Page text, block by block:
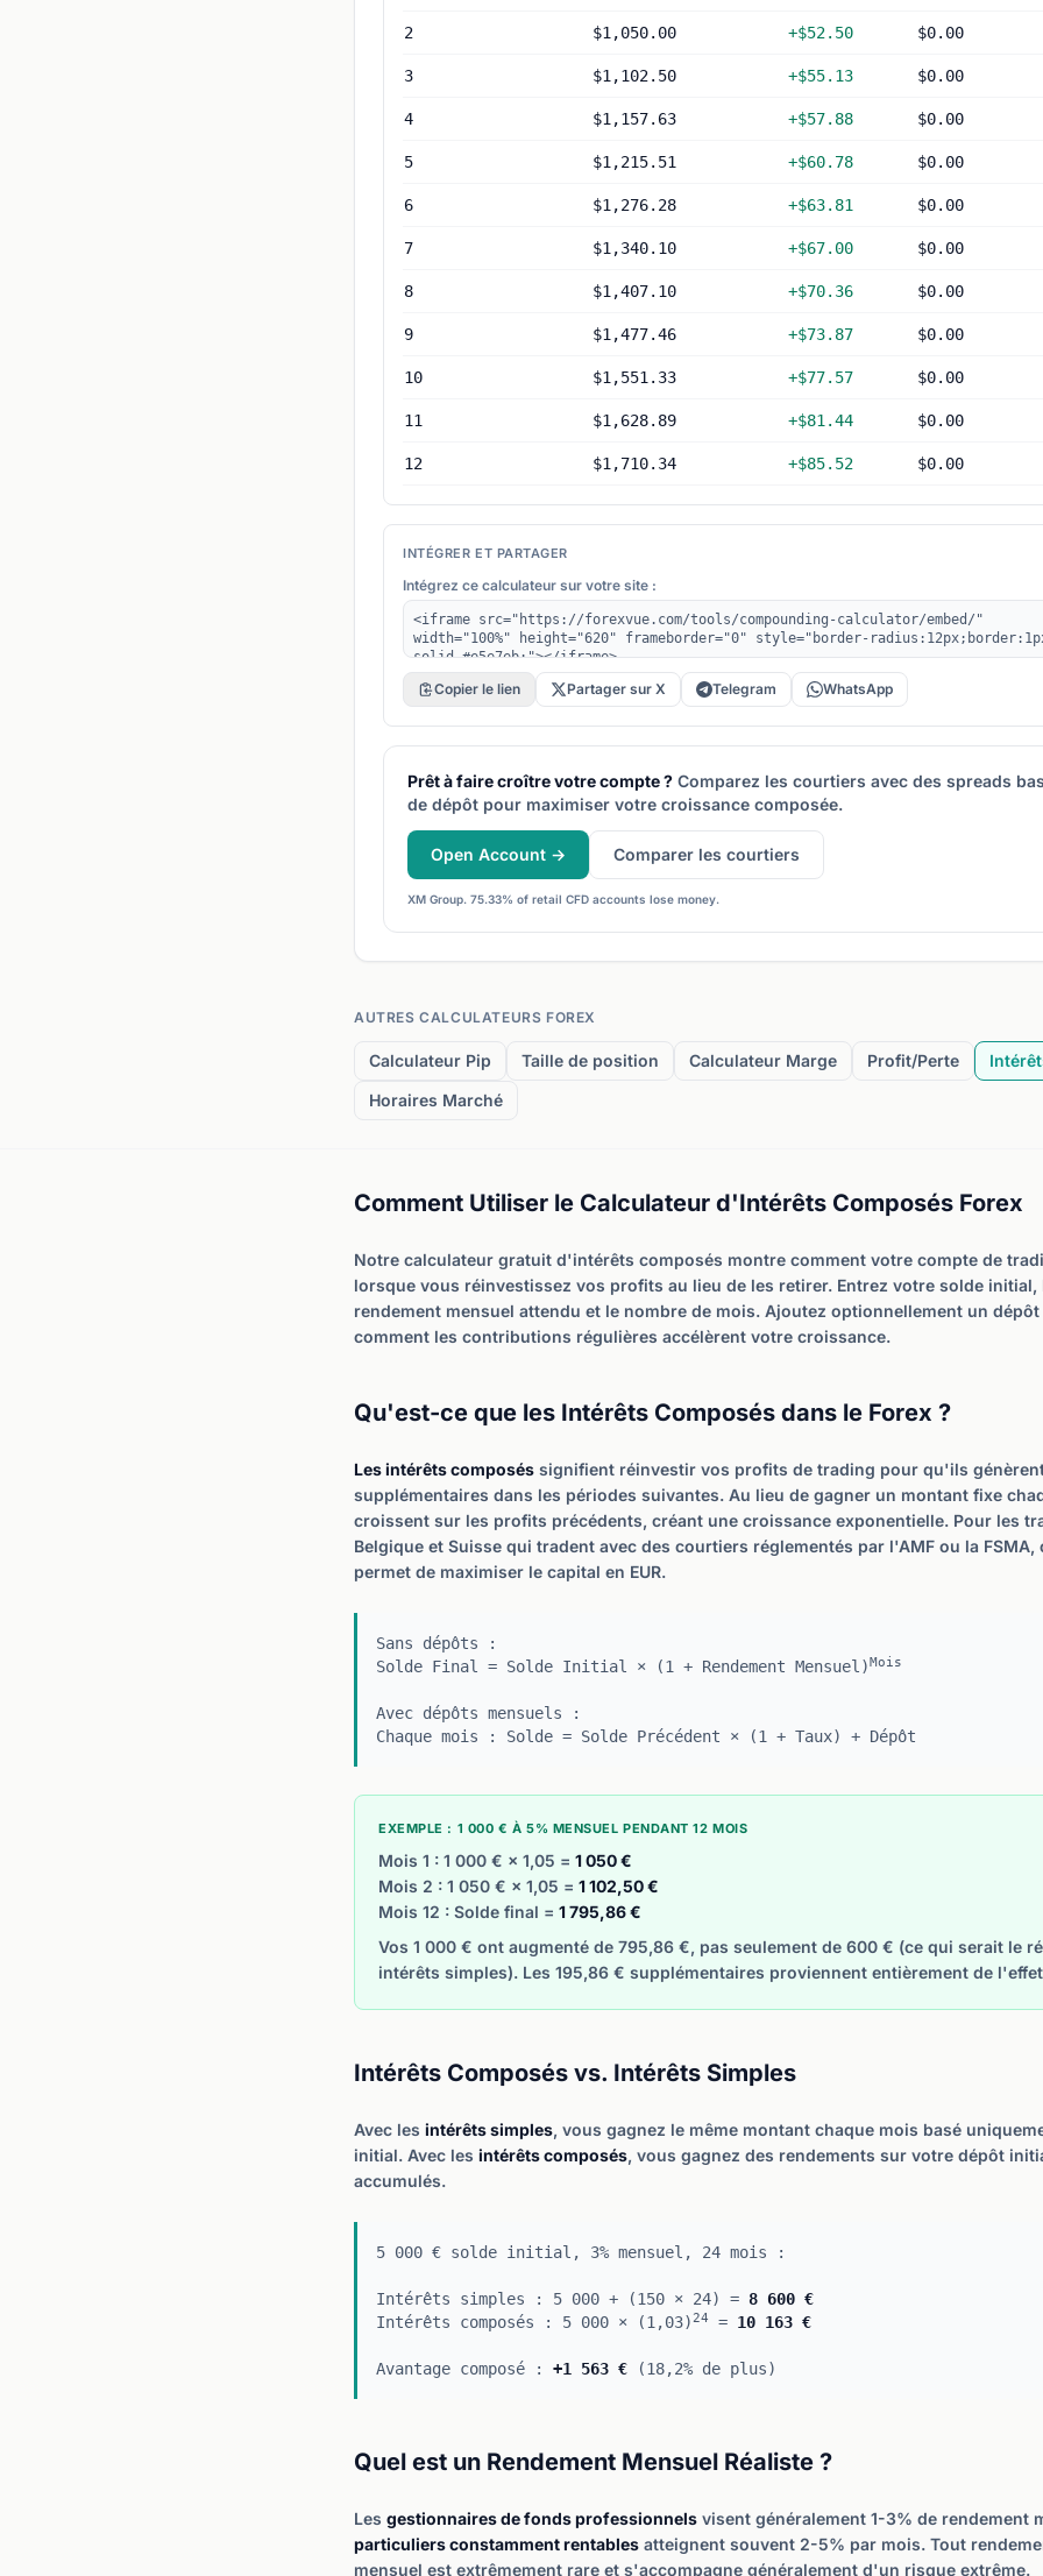
2 $1,050.00 +$52.50 $0.00
3 $1,102.50 +$55.13 $0.00
4 $1,157.63 +$57.88 $0.00
5 $1,215.51 +$60.78 $0.00
6 $1,276.28 +$63.81 $0.00
7 $1,340.10 +$67.00 $0.00
8 $1,407.10 +$70.36 $0.00
9 $1,477.46 +$73.87 $0.00
10 $1,551.33 +$77.57 $0.00
11 $1,628.89 +$81.44 $0.00
12 $1,710.34 +$85.52 $0.00
INTÉGRER ET PARTAGER
Intégrez ce calculateur sur votre site :
Copier le lien Partager sur X Telegram WhatsApp
Prêt à faire croître votre compte ? Comparez les courtiers avec des spreads
de dépôt pour maximiser votre croissance composée.
Open Account → Comparer les courtiers
XM Group. 75.33% of retail CFD accounts lose money.
AUTRES CALCULATEURS FOREX
Calculateur Pip Taille de position Calculateur Marge Profit/Perte
Horaires Marché
Comment Utiliser le Calculateur d'Intérêts Composés Forex
Notre calculateur gratuit d'intérêts composés montre comment votre compte de
lorsque vous réinvestissez vos profits au lieu de les retirer. Entrez votre solde initial,
rendement mensuel attendu et le nombre de mois. Ajoutez optionnellement un
comment les contributions régulières accélèrent votre croissance.
Qu'est-ce que les Intérêts Composés dans le Forex ?
Les intérêts composés signifient réinvestir vos profits de trading pour qu'ils
supplémentaires dans les périodes suivantes. Au lieu de gagner un montant fixe
croissent sur les profits précédents, créant une croissance exponentielle. Pour les
Belgique et Suisse qui tradent avec des courtiers réglementés par l'AMF ou la FSMA,
permet de maximiser le capital en EUR.
Sans dépôts :
Solde Final = Solde Initial × (1 + Rendement Mensuel)Mois
Avec dépôts mensuels :
Chaque mois : Solde = Solde Précédent × (1 + Taux) + Dépôt
EXEMPLE : 1 000 € À 5% MENSUEL PENDANT 12 MOIS
Mois 1 : 1 000 € × 1,05 = 1 050 €
Mois 2 : 1 050 € × 1,05 = 1 102,50 €
Mois 12 : Solde final = 1 795,86 €
Vos 1 000 € ont augmenté de 795,86 €, pas seulement de 600 € (ce qui serait le
intérêts simples). Les 195,86 € supplémentaires proviennent entièrement de
Intérêts Composés vs. Intérêts Simples
Avec les intérêts simples, vous gagnez le même montant chaque mois basé
initial. Avec les intérêts composés, vous gagnez des rendements sur votre dépôt
accumulés.
5 000 € solde initial, 3% mensuel, 24 mois :
Intérêts simples : 5 000 + (150 × 24) = 8 600 €
Intérêts composés : 5 000 × (1,03) 24 = 10 163 €
Avantage composé : +1 563 € (18,2% de plus)
Quel est un Rendement Mensuel Réaliste ?
Les gestionnaires de fonds professionnels visent généralement 1-3% de rendement
particuliers constamment rentables atteignent souvent 2-5% par mois. Tout
mensuel est extrêmement rare et s'accompagne généralement d'un risque extrême.